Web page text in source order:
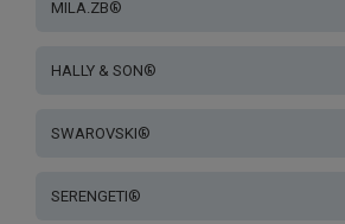
MILA.ZB®
HALLY & SON®
SWAROVSKI®
SERENGETI®